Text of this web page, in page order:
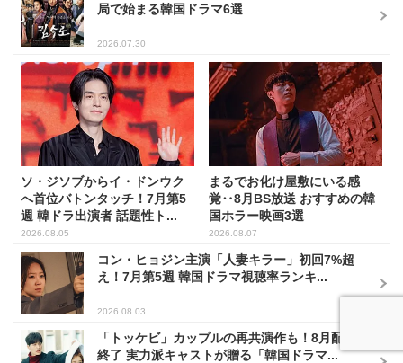
局で始まる韓国ドラマ6選
2026.07.30
ソ・ジソブからイ・ドンウク
へ首位バトンタッチ！7月第5
週 韓ドラ出演者 話題性ト...
2026.08.05
まるでお化け屋敷にいる感
覚‥8月BS放送 おすすめの韓
国ホラー映画3選
2026.08.07
コン・ヒョジン主演「人妻キラー」初回7%超
え！7月第5週 韓国ドラマ視聴率ランキ...
2026.08.03
「トッケビ」カップルの再共演作も！8月配信
終了 実力派キャストが贈る「韓国ドラマ...